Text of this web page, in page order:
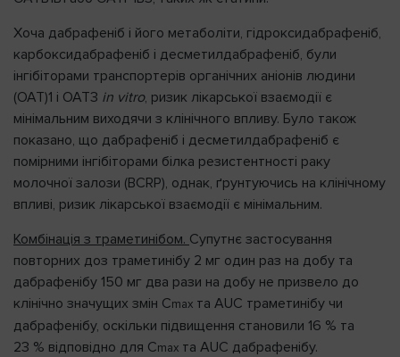
Хоча дабрафеніб і його метаболіти, гідроксидабрафеніб,
карбоксидабрафеніб і десметилдабрафеніб, були
інгібіторами транспортерів органічних аніонів людини
(ОАТ)1 і OAT3 in vitro, ризик лікарської взаємодії є
мінімальним виходячи з клінічного впливу. Було також
показано, що дабрафеніб і десметилдабрафеніб є
помірними інгібіторами білка резистентності раку
молочної залози (BCRP), однак, ґрунтуючись на клінічному
впливі, ризик лікарської взаємодії є мінімальним.
Комбінація з траметинібом. Супутнє застосування
повторних доз траметинібу 2 мг один раз на добу та
дабрафенібу 150 мг два рази на добу не призвело до
клінічно значущих змін Cmax та AUC траметинібу чи
дабрафенібу, оскільки підвищення становили 16 % та
23 % відповідно для Cmax та AUC дабрафенібу.